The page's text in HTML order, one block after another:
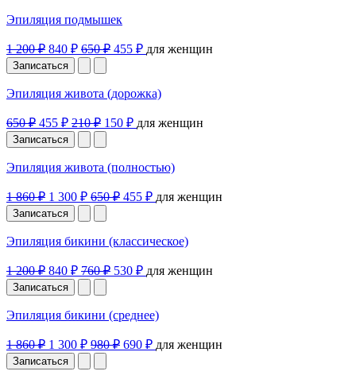
Эпиляция подмышек
1 200 ₽ 840 ₽ 650 ₽ 455 ₽ для женщин
Записаться
Эпиляция живота (дорожка)
650 ₽ 455 ₽ 210 ₽ 150 ₽ для женщин
Записаться
Эпиляция живота (полностью)
1 860 ₽ 1 300 ₽ 650 ₽ 455 ₽ для женщин
Записаться
Эпиляция бикини (классическое)
1 200 ₽ 840 ₽ 760 ₽ 530 ₽ для женщин
Записаться
Эпиляция бикини (среднее)
1 860 ₽ 1 300 ₽ 980 ₽ 690 ₽ для женщин
Записаться